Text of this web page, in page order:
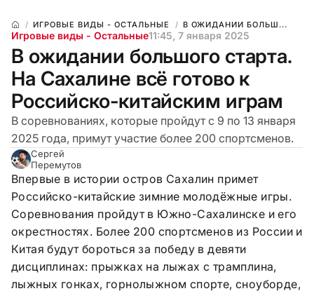
ИГРОВЫЕ ВИДЫ - ОСТАЛЬНЫЕ В ОЖИДАНИИ БОЛЬШ...
Игровые виды - Остальные11:45, 7 января 2025
В ожидании большого старта.
На Сахалине всё готово к
Российско-китайским играм
В соревнованиях, которые пройдут с 9 по 13 января
2025 года, примут участие более 200 спортсменов.
Сергей
Перемутов
Впервые в истории остров Сахалин примет
Российско-китайские зимние молодёжные игры.
Соревнования пройдут в Южно-Сахалинске и его
окрестностях. Более 200 спортсменов из России и
Китая будут бороться за победу в девяти
дисциплинах: прыжках на лыжах с трамплина,
лыжных гонках, горнолыжном спорте, сноуборде,